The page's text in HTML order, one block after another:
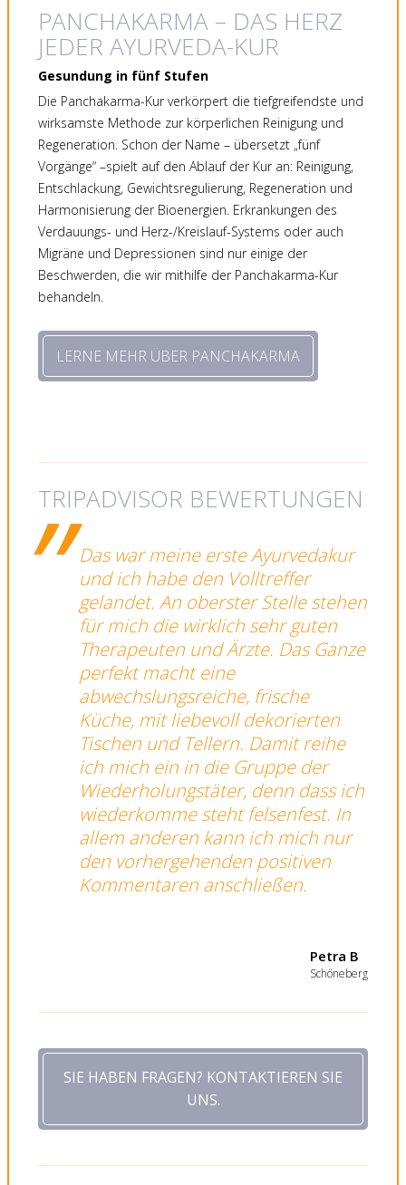
PANCHAKARMA – DAS HERZ
JEDER AYURVEDA-KUR
Gesundung in fünf Stufen
Die Panchakarma-Kur verkörpert die tiefgreifendste und
wirksamste Methode zur körperlichen Reinigung und
Regeneration. Schon der Name – übersetzt „fünf
Vorgänge“ –spielt auf den Ablauf der Kur an: Reinigung,
Entschlackung, Gewichtsregulierung, Regeneration und
Harmonisierung der Bioenergien. Erkrankungen des
Verdauungs- und Herz-/Kreislauf-Systems oder auch
Migräne und Depressionen sind nur einige der
Beschwerden, die wir mithilfe der Panchakarma-Kur
behandeln.
LERNE MEHR ÜBER PANCHAKARMA
TRIPADVISOR BEWERTUNGEN
Das war meine erste Ayurvedakur
und ich habe den Volltreffer
gelandet. An oberster Stelle stehen
für mich die wirklich sehr guten
Therapeuten und Ärzte. Das Ganze
perfekt macht eine
abwechslungsreiche, frische
Küche, mit liebevoll dekorierten
Tischen und Tellern. Damit reihe
ich mich ein in die Gruppe der
Wiederholungstäter, denn dass ich
wiederkomme steht felsenfest. In
allem anderen kann ich mich nur
den vorhergehenden positiven
Kommentaren anschließen.
Petra B
Schöneberg
SIE HABEN FRAGEN? KONTAKTIEREN SIE
UNS.